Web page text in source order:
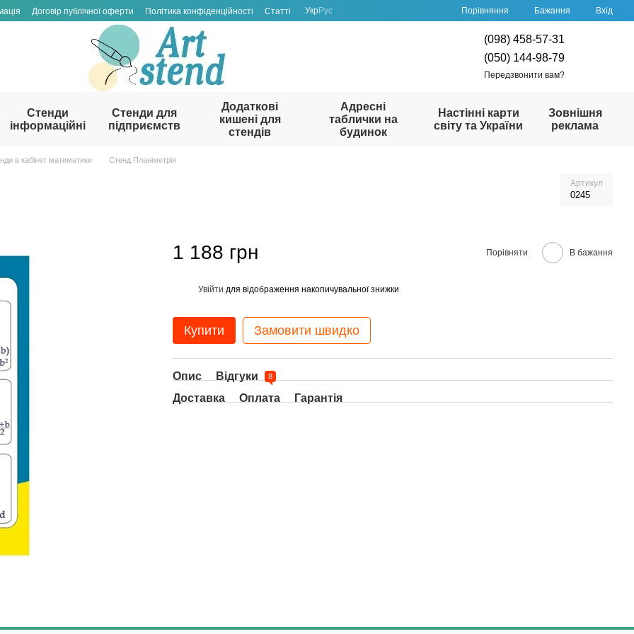
Договір публічної оферти Політика конфіденційності Статті УкрРус Порівняння Бажання Вхід
(098) 458-57-31
(050) 144-98-79
Передзвонити вам?
Стенди
інформаційні
Стенди для
підприємств
Додаткові
кишені для
стендів
Адресні
таблички на
будинок
Настінні карти
світу та України
Зовнішня
реклама
в кабінет математики Стенд Планіметрія
Артикул
0245
1 188 грн Порівняти В бажання
Увійти для відображення накопичувальної знижки
Купити Замовити швидко
Опис Відгуки 8
Доставка Оплата Гарантія